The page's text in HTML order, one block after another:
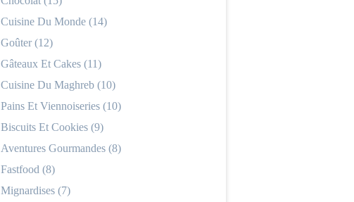
Cuisine Du Monde (14)
Goûter (12)
Gâteaux Et Cakes (11)
Cuisine Du Maghreb (10)
Pains Et Viennoiseries (10)
Biscuits Et Cookies (9)
Aventures Gourmandes (8)
Fastfood (8)
Mignardises (7)